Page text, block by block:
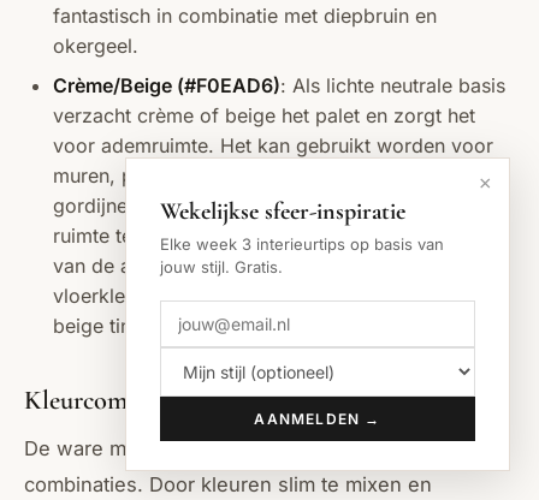
fantastisch in combinatie met diepbruin en
okergeel.
Crème/Beige (#F0EAD6): Als lichte neutrale basis
verzacht crème of beige het palet en zorgt het
voor ademruimte. Het kan gebruikt worden voor
muren, plafonds of grotere textielelementen zoals
gordijnen. Het reflecteert licht en voorkomt dat de
ruimte te donker aanvoelt, terwijl het de warmte
van de andere kleuren versterkt. De Pujo
vloerkleed van IKEA van jute, met zijn natuurlijke
beige tinten, past hier bijvoorbeeld perfect bij.
Kleurcombinaties voor uw 70s keuken
De ware magie van het 70s kleurenpalet zit in de
combinaties. Door kleuren slim te mixen en
×
Wekelijkse sfeer-inspiratie
Elke week 3 interieurtips op basis van
jouw stijl. Gratis.
AANMELDEN →